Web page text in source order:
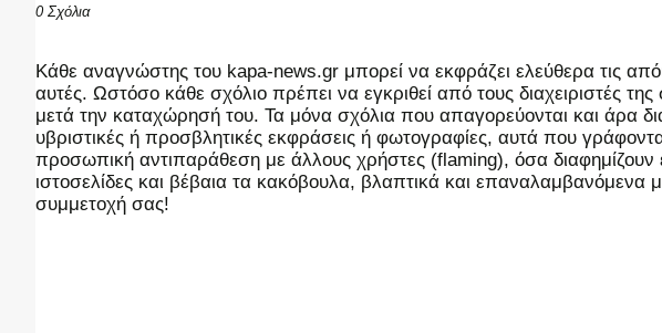
0 Σχόλια
Kάθε αναγνώστης του kapa-news.gr μπορεί να εκφράζει ελεύθερα τις
αυτές. Ωστόσο κάθε σχόλιο πρέπει να εγκριθεί από τους διαχειριστές
μετά την καταχώρησή του. Τα μόνα σχόλια που απαγορεύονται και άρα
υβριστικές ή προσβλητικές εκφράσεις ή φωτογραφίες, αυτά που
προσωπική αντιπαράθεση με άλλους χρήστες (flaming), όσα διαφημίζουν
ιστοσελίδες και βέβαια τα κακόβουλα, βλαπτικά και επαναλαμβανόμενα
συμμετοχή σας!